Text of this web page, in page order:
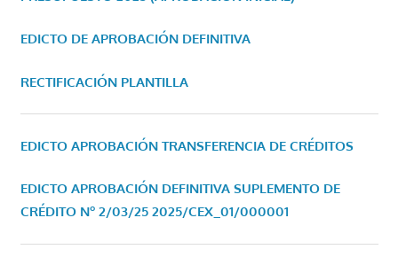
EDICTO DE APROBACIÓN DEFINITIVA
RECTIFICACIÓN PLANTILLA
EDICTO APROBACIÓN TRANSFERENCIA DE CRÉDITOS
EDICTO APROBACIÓN DEFINITIVA SUPLEMENTO DE
CRÉDITO Nº 2/03/25 2025/CEX_01/000001